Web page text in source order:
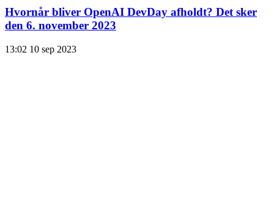
Hvornår bliver OpenAI DevDay afholdt? Det sker
den 6. november 2023
13:02 10 sep 2023